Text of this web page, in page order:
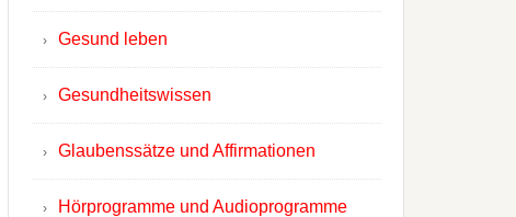
Gesund leben
Gesundheitswissen
Glaubenssätze und Affirmationen
Hörprogramme und Audioprogramme